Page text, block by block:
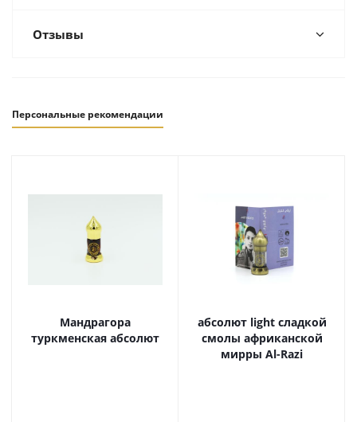
Отзывы
Персональные рекомендации
Мандрагора
туркменская абсолют
абсолют light сладкой
смолы африканской
мирры Al-Razi